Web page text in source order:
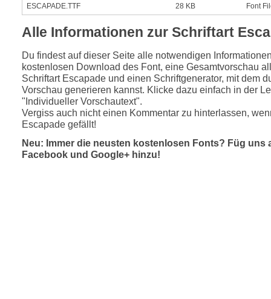
ESCAPADE.TTF 28 KB Font
Alle Informationen zur Schriftart
Du findest auf dieser Seite alle notwendigen
kostenlosen Download des Font, eine Gesamtvorschau
Schriftart Escapade und einen Schriftgenerator, mit dem
Vorschau generieren kannst. Klicke dazu einfach in der
"Individueller Vorschautext".
Vergiss auch nicht einen Kommentar zu hinterlassen,
Escapade gefällt!
Neu: Immer die neusten kostenlosen Fonts? Füg uns
Facebook und Google+ hinzu!